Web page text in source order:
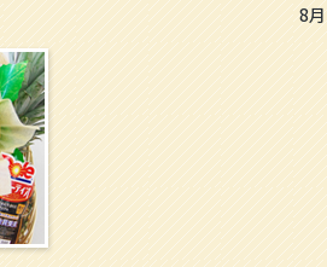
8月